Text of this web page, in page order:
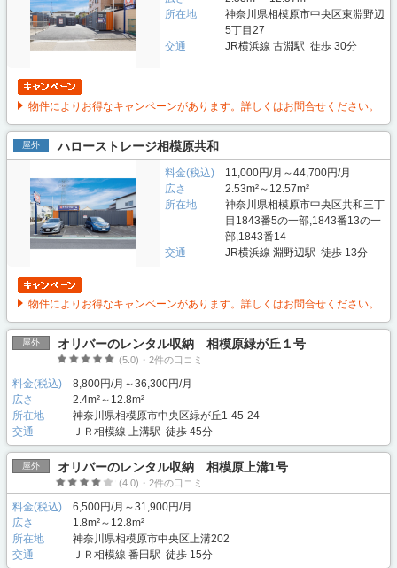
所在地
神奈川県相模原市中央区東淵野辺
5丁目27
交通
JR横浜線 古淵駅 徒歩 30分
物件によりお得なキャンペーンがあります。詳しくはお問合せください。
屋外 ハローストレージ相模原共和
料金(税込)
11,000円/月～44,700円/月
広さ
2.53m²～12.57m²
所在地
神奈川県相模原市中央区共和三丁
目1843番5の一部,1843番13の一
部,1843番14
交通
JR横浜線 淵野辺駅 徒歩 13分
物件によりお得なキャンペーンがあります。詳しくはお問合せください。
屋外 オリバーのレンタル収納 相模原緑が丘１号
(5.0)・2件の口コミ
料金(税込)
8,800円/月～36,300円/月
広さ
2.4m²～12.8m²
所在地
神奈川県相模原市中央区緑が丘1-45-24
交通
ＪＲ相模線 上溝駅 徒歩 45分
屋外 オリバーのレンタル収納 相模原上溝1号
(4.0)・2件の口コミ
料金(税込)
6,500円/月～31,900円/月
広さ
1.8m²～12.8m²
所在地
神奈川県相模原市中央区上溝202
交通
ＪＲ相模線 番田駅 徒歩 15分